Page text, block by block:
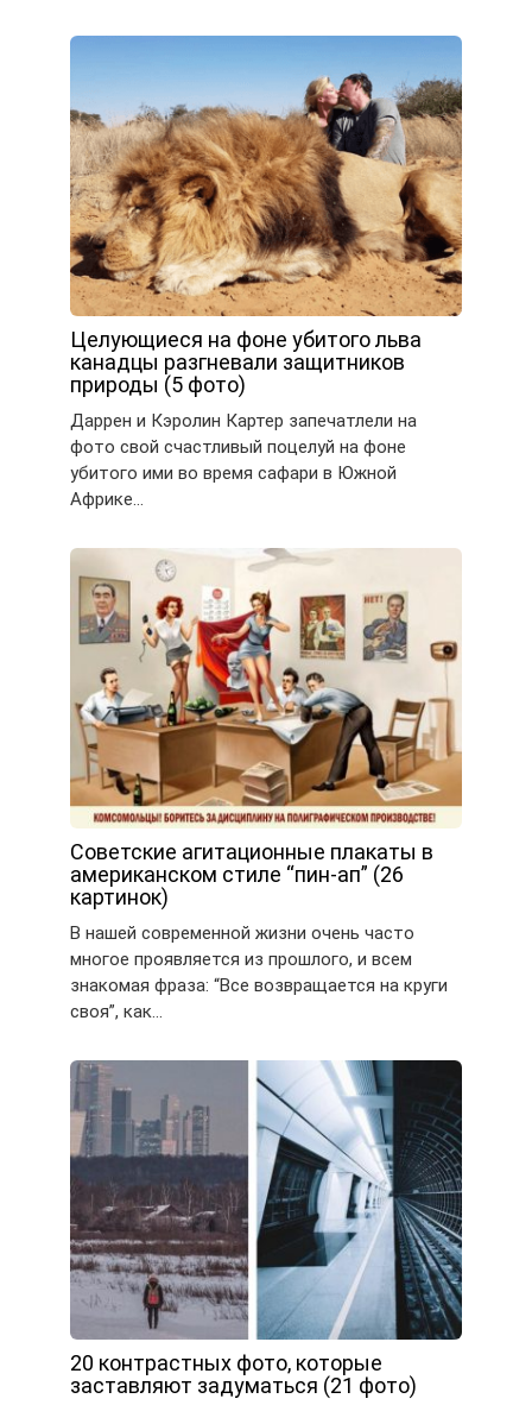
Целующиеся на фоне убитого льва
канадцы разгневали защитников
природы (5 фото)
Даррен и Кэролин Картер запечатлели на
фото свой счастливый поцелуй на фоне
убитого ими во время сафари в Южной
Африке…
Советские агитационные плакаты в
американском стиле “пин-ап” (26
картинок)
В нашей современной жизни очень часто
многое проявляется из прошлого, и всем
знакомая фраза: “Все возвращается на круги
своя”, как…
20 контрастных фото, которые
заставляют задуматься (21 фото)